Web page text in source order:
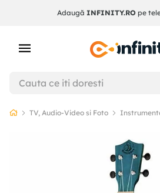
Adaugă INFINITY.ROpe
TV, Audio-Video si Foto